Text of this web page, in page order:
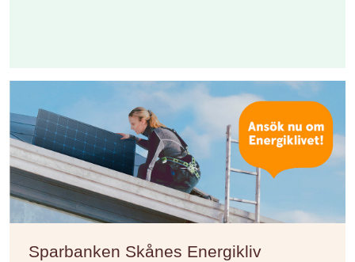
Sparbanken Skånes Energikliv